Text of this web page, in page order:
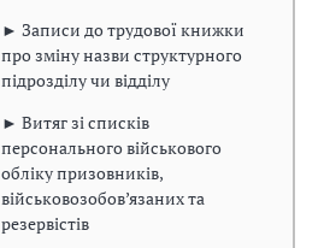
► Записи до трудової книжки
про зміну назви структурного
підрозділу чи відділу
► Витяг зі списків
персонального військового
обліку призовників,
військовозобов’язаних та
резервістів